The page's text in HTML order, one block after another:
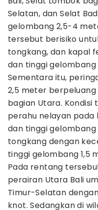
Selatan, dan Selat
gelombang 2,5-4
tersebut berisiko
tongkang, dan kapal
dan tinggi gelombang
Sementara itu,
2,5 meter
bagian Utara.
perahu nelayan pada
dan tinggi
tongkang dengan
tinggi gelombang 1,5
Pada rentang
perairan Utara Bali
Timur-Selatan
knot. Sedangkan di